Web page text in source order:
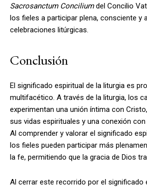
Sacrosanctum Conciliumdel Concilio
los fieles a participar plena, consciente y
celebraciones litúrgicas.
Conclusión
El significado espiritual de la liturgia es
multifacético. A través de la liturgia, los
experimentan una unión íntima con
sus vidas espirituales y una conexión con
Al comprender y valorar el significado
los fieles pueden participar más
la fe, permitiendo que la gracia de Dios
Al cerrar este recorrido por el significado